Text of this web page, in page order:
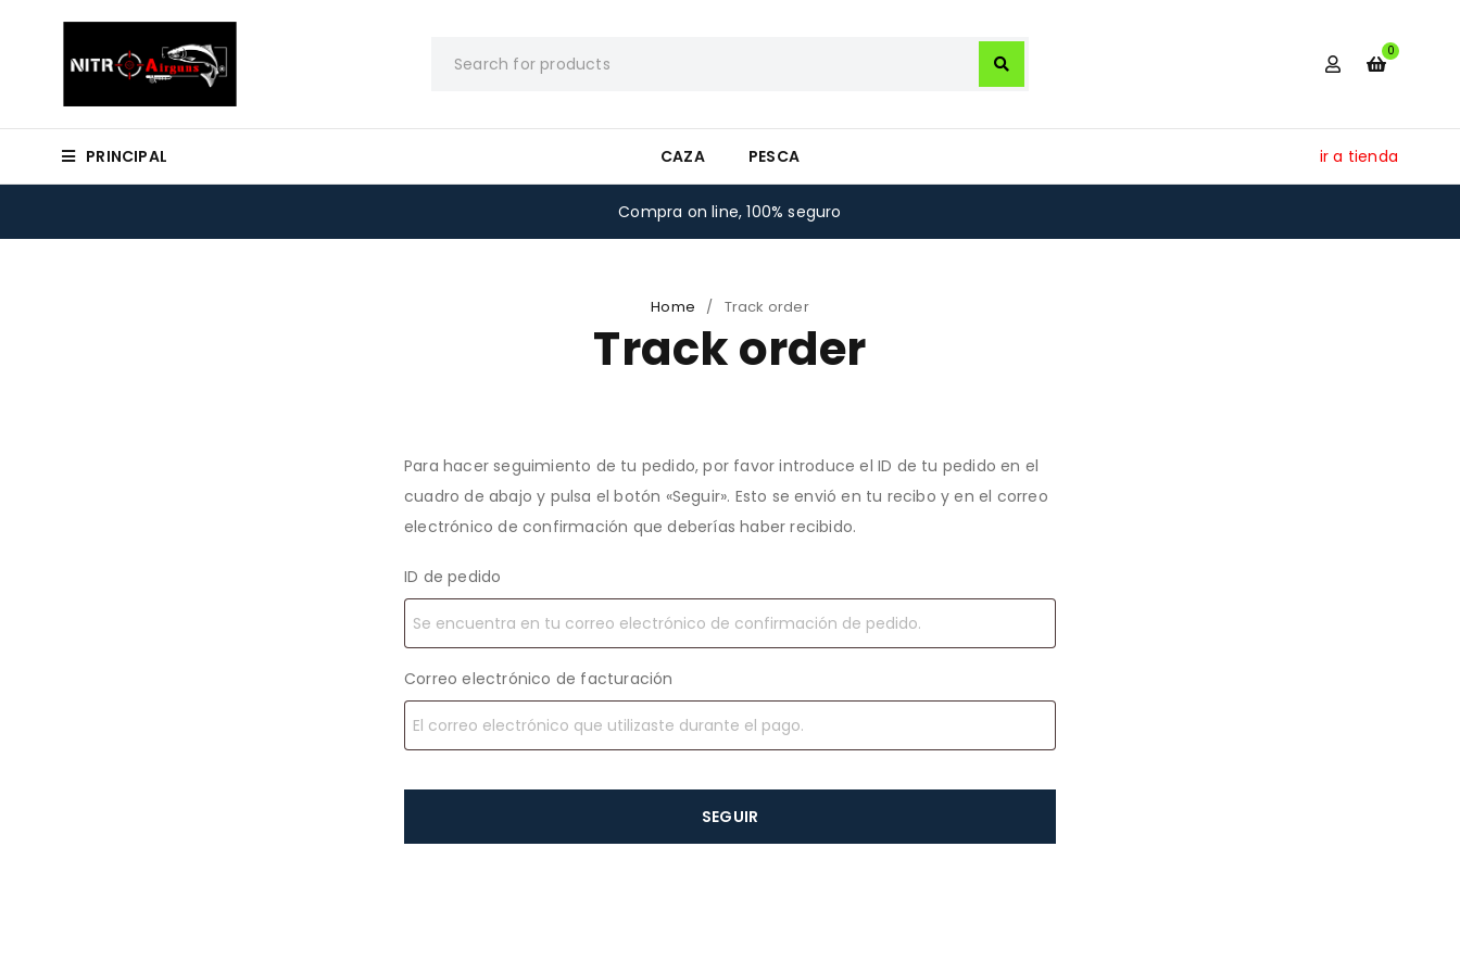
0
PRINCIPAL CAZA PESCA ir a tienda
Compra on line, 100% seguro
Home / Track order
Track order
Para hacer seguimiento de tu pedido, por favor introduce el ID de tu pedido en el
cuadro de abajo y pulsa el botón «Seguir». Esto se envió en tu recibo y en el correo
electrónico de confirmación que deberías haber recibido.
ID de pedido
Correo electrónico de facturación
SEGUIR